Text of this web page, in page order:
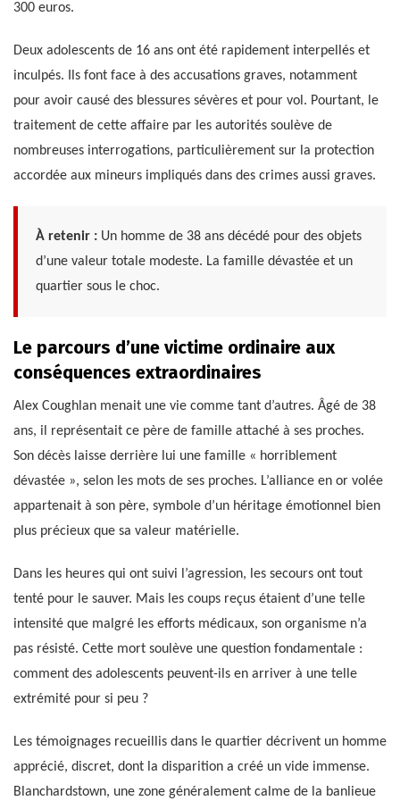
300 euros.
Deux adolescents de 16 ans ont été rapidement interpellés et
inculpés. Ils font face à des accusations graves, notamment
pour avoir causé des blessures sévères et pour vol. Pourtant, le
traitement de cette affaire par les autorités soulève de
nombreuses interrogations, particulièrement sur la protection
accordée aux mineurs impliqués dans des crimes aussi graves.
À retenir : Un homme de 38 ans décédé pour des objets
d’une valeur totale modeste. La famille dévastée et un
quartier sous le choc.
Le parcours d’une victime ordinaire aux
conséquences extraordinaires
Alex Coughlan menait une vie comme tant d’autres. Âgé de 38
ans, il représentait ce père de famille attaché à ses proches.
Son décès laisse derrière lui une famille « horriblement
dévastée », selon les mots de ses proches. L’alliance en or volée
appartenait à son père, symbole d’un héritage émotionnel bien
plus précieux que sa valeur matérielle.
Dans les heures qui ont suivi l’agression, les secours ont tout
tenté pour le sauver. Mais les coups reçus étaient d’une telle
intensité que malgré les efforts médicaux, son organisme n’a
pas résisté. Cette mort soulève une question fondamentale :
comment des adolescents peuvent-ils en arriver à une telle
extrémité pour si peu ?
Les témoignages recueillis dans le quartier décrivent un homme
apprécié, discret, dont la disparition a créé un vide immense.
Blanchardstown, une zone généralement calme de la banlieue